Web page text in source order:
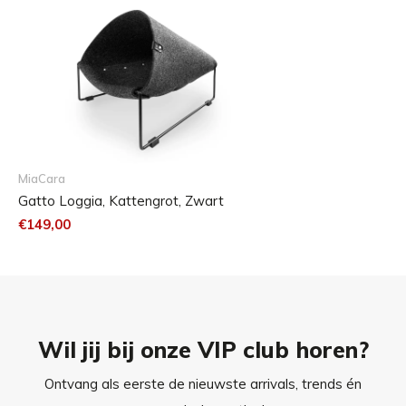
een doordacht ontwerp om een ruimte te creëren die even
mooi als geliefd is.
Maattabel
De Loggia-kattengrot is verkrijgbaar in één maat.
MiaCara
Gatto Loggia, Kattengrot, Zwart
€149,00
Wil jij bij onze VIP club horen?
Ontvang als eerste de nieuwste arrivals, trends én